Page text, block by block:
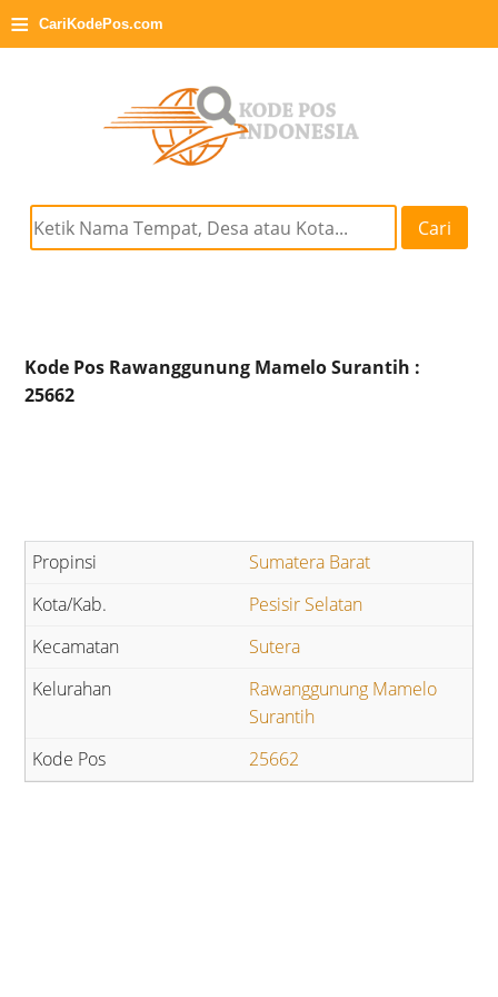
≡ CariKodePos.com
Cari
Kode Pos Rawanggunung Mamelo Surantih :
25662
Sumatera Barat
Pesisir Selatan
Sutera
Rawanggunung Mamelo
Surantih
25662